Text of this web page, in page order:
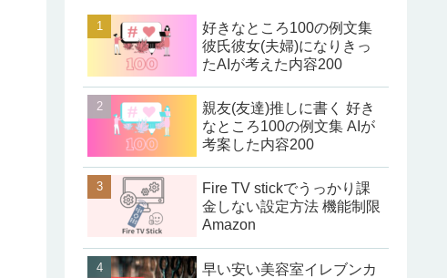
好きなところ100の例文集
彼氏彼女(夫婦)になりきっ
たAIが考えた内容200
親友(友達)推しに書く 好き
なところ100の例文集 AIが
考案した内容200
Fire TV stickでうっかり課
金しない設定方法 機能制限
Amazon
早い安い美容室イレブンカ